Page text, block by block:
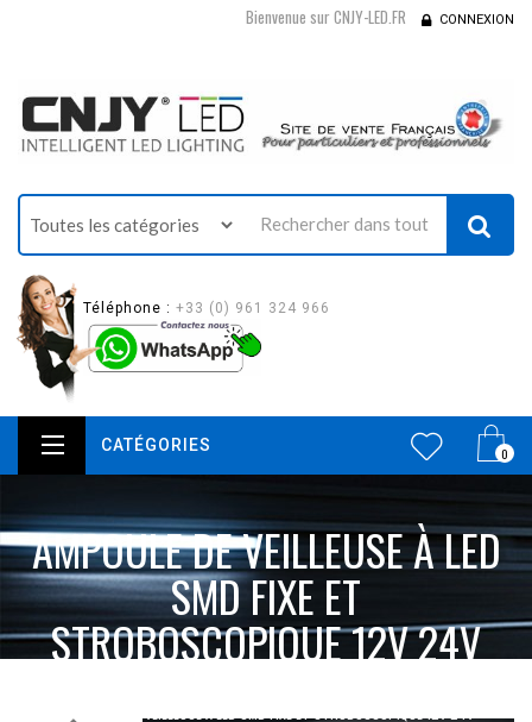
Bienvenue sur CNJY-LED.FR CONNEXION
Téléphone : +33 (0) 961 324 966
0
CATÉGORIES
AMPOULE DE VEILLEUSE À LED
SMD FIXE ET
STROBOSCOPIQUE 12V 24V